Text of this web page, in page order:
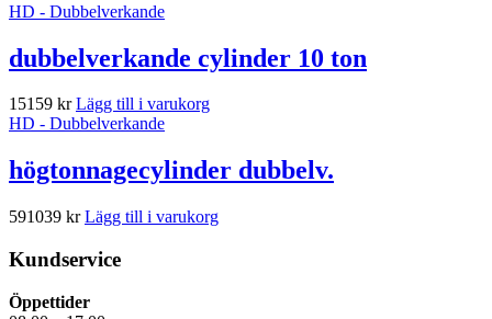
HD - Dubbelverkande
dubbelverkande cylinder 10 ton
15159 kr Lägg till i varukorg
HD - Dubbelverkande
högtonnagecylinder dubbelv.
591039 kr Lägg till i varukorg
Kundservice
Öppettider